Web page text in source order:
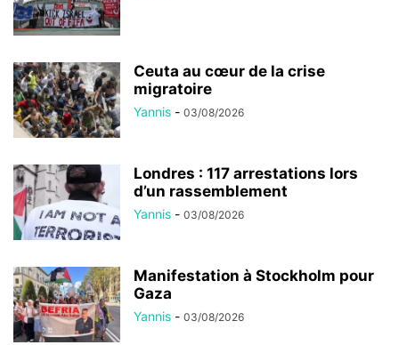
Ceuta au cœur de la crise
migratoire
Yannis - 03/08/2026
Londres : 117 arrestations lors
d’un rassemblement
Yannis - 03/08/2026
Manifestation à Stockholm pour
Gaza
Yannis - 03/08/2026